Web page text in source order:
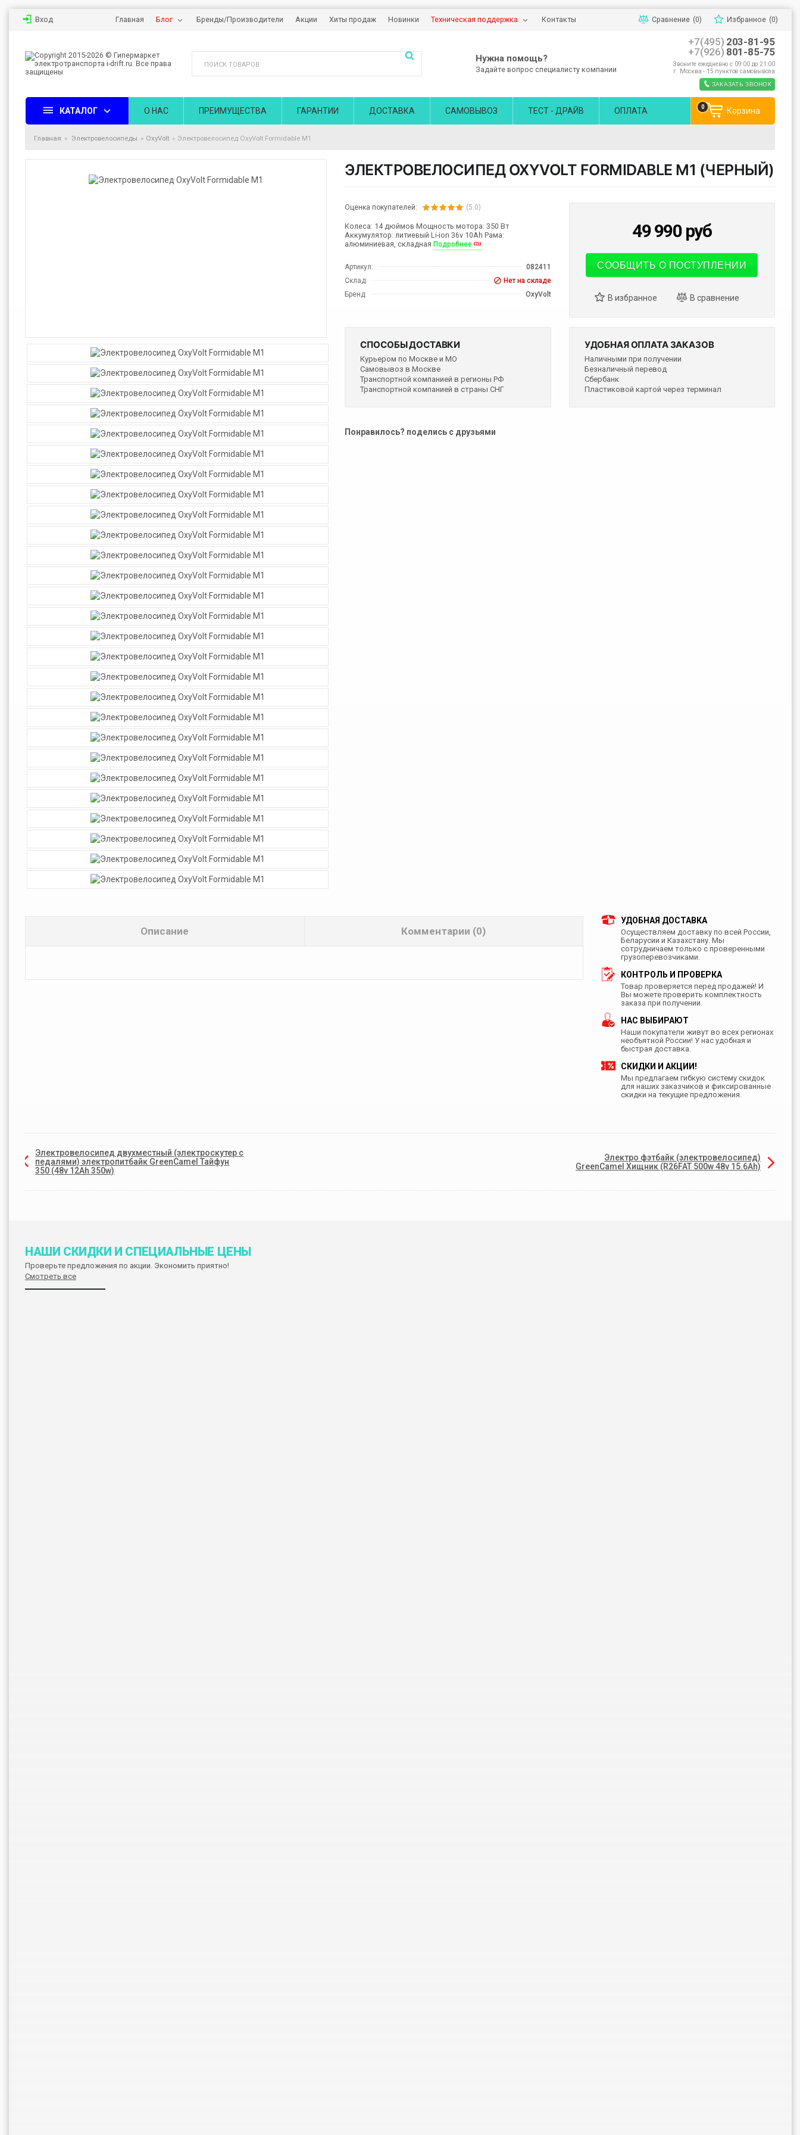
Вход Главная Блог Бренды/Производители Акции Хиты продаж Новинки Техническая поддержка Контакты Сравнение (0) Избранное (0)
Нужна помощь?
Задайте вопрос специалисту компании
+7(495) 203-81-95
+7(926) 801-85-75
Звоните ежедневно с 09:00 до 21:00
г. Москва - 15 пунктов самовывоза
ЗАКАЗАТЬ ЗВОНОК
КАТАЛОГ О НАС ПРЕИМУЩЕСТВА ГАРАНТИИ ДОСТАВКА САМОВЫВОЗ ТЕСТ - ДРАЙВ ОПЛАТА Корзина
0
Главная Электровелосипеды OxyVolt Электровелосипед OxyVolt Formidable M1
ЭЛЕКТРОВЕЛОСИПЕД OXYVOLT FORMIDABLE M1 (ЧЕРНЫЙ)
Оценка покупателей: (5.0)
Колеса: 14 дюймов Мощность мотора: 350 Вт
Аккумулятор: литиевый Li-ion 36v 10Ah Рама:
алюминиевая, складнаяПодробнее
Артикул:
082411
Склад:
Нет на складе
Бренд:
OxyVolt
49 990 руб
СООБЩИТЬ О ПОСТУПЛЕНИИ
СПОСОБЫ ДОСТАВКИ
Курьером по Москве и МО
Самовывоз в Москве
Транспортной компанией в регионы РФ
Транспортной компанией в страны СНГ
УДОБНАЯ ОПЛАТА ЗАКАЗОВ
Наличными при получении
Безналичный перевод
Сбербанк
Пластиковой картой через терминал
Понравилось? поделись с друзьями
Описание Комментарии (0)
УДОБНАЯ ДОСТАВКА
Осуществляем доставку по всей России,
Беларусии и Казахстану. Мы
сотрудничаем только с проверенными
грузоперевозчиками.
КОНТРОЛЬ И ПРОВЕРКА
Товар проверяется перед продажей! И
Вы можете проверить комплектность
заказа при получении.
НАС ВЫБИРАЮТ
Наши покупатели живут во всех регионах
необъятной России! У нас удобная и
быстрая доставка.
СКИДКИ И АКЦИИ!
Мы предлагаем гибкую систему скидок
для наших заказчиков и фиксированные
скидки на текущие предложения.
Электровелосипед двухместный (электроскутер с
педалями) электропитбайк GreenCamel Тайфун
350 (48v 12Ah 350w)
Электро фэтбайк (электровелосипед)
GreenCamel Хищник (R26FAT 500w 48v 15.6Ah)
НАШИ СКИДКИ И СПЕЦИАЛЬНЫЕ ЦЕНЫ
Проверьте предложения по акции. Экономить приятно!
Смотреть все